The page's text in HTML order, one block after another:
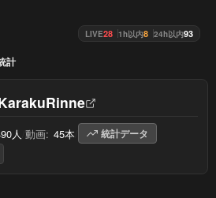
LIVE28 1h以内8 24h以内93
計
人 動画: 45本
統計データ